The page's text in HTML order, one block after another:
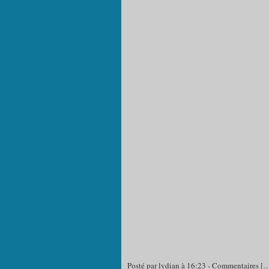
Posté par lydian à 16:23 -Commentaires [